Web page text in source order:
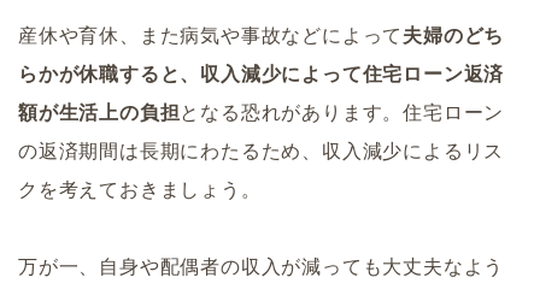
産休や育休、また病気や事故などによって 夫婦のどち
らかが休職すると、収入減少によって住宅ローン返済
額が生活上の負担となる恐れがあります。住宅ローン
の返済期間は長期にわたるため、収入減少によるリス
クを考えておきましょう。
万が一、自身や配偶者の収入が減っても大丈夫なよう